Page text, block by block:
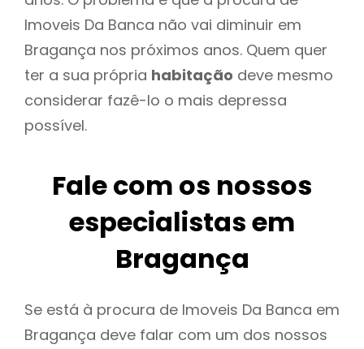
Imoveis Da Banca não vai diminuir em
Bragança nos próximos anos. Quem quer
ter a sua própria habitação deve mesmo
considerar fazê-lo o mais depressa
possível.
Fale com os nossos
especialistas em
Bragança
Se está à procura de Imoveis Da Banca em
Bragança deve falar com um dos nossos